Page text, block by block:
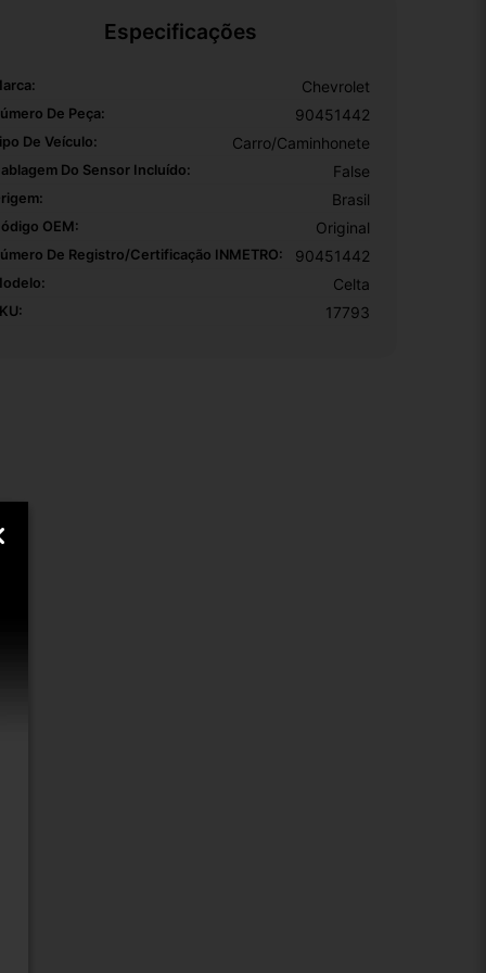
Especificações
Chevrolet
De Peça: 90451442
De Veículo: Carro/Caminhonete
Do Sensor Incluído: False
Brasil
OEM: Original
De Registro/certificação INMETRO: 90451442
Celta
17793